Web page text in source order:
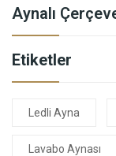
Aynalı
Etiketler
Ledli Ayna
Lavabo Aynası